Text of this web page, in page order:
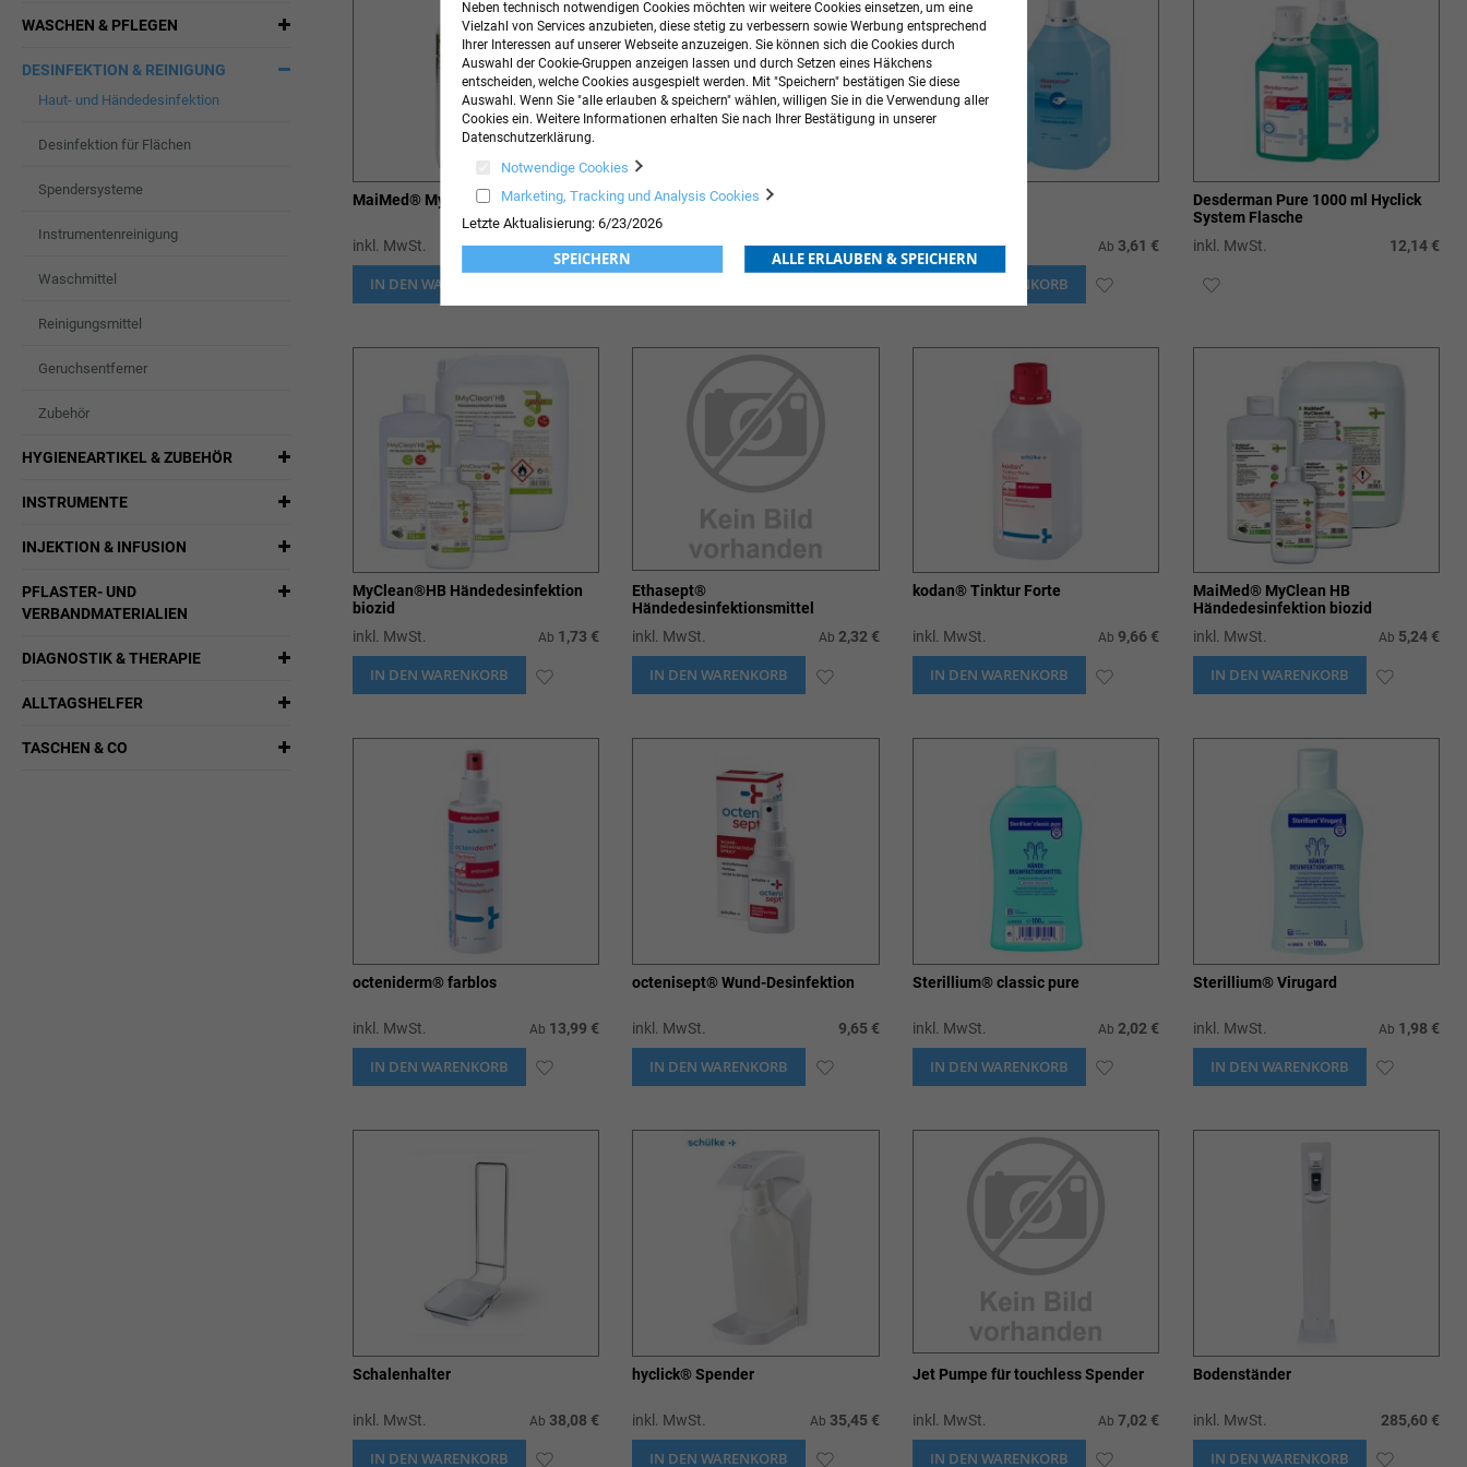
MaiMed® MyClean HB Gel
inkl. MwSt. Ab 1,89 €
IN DEN WARENKORB
desderman® Händedesinfektion
inkl. MwSt. Ab3,42 € inkl. MwSt. Ab3,61 €
IN DEN WARENKORB
Desderman Pure 1000 ml Hyclick
System Flasche
inkl. MwSt.
12,14 €
MyClean®HB Händedesinfektion
biozid
inkl. MwSt.
Ab 1,73 €
IN DEN WARENKORB
Ethasept®
Händedesinfektionsmittel
inkl. MwSt.
Ab 2,32 €
IN DEN WARENKORB ZUR
kodan® Tinktur Forte
inkl. MwSt. Ab 9,66 €
IN DEN WARENKORB
MaiMed® MyClean HB
Händedesinfektion biozid
inkl. MwSt.
Ab 5,24 €
IN DEN WARENKORB
octeniderm® farblos
inkl. MwSt. Ab 13,99 €
IN DEN WARENKORB
octenisept® Wund-Desinfektion
inkl. MwSt. 9,65 €
IN DEN WARENKORB ZUR
Sterillium® classic pure
inkl. MwSt. Ab2,02 €
IN DEN WARENKORB
Sterillium® Virugard
inkl. MwSt. Ab 1,98 €
IN DEN WARENKORB
Schalenhalter
inkl. MwSt. Ab38,08 €
IN DEN WARENKORB
hyclick® Spender
inkl. MwSt. Ab 35,45 €
IN DEN WARENKORB ZUR
Jet Pumpe für touchless Spender
inkl. MwSt. Ab7,02 €
IN DEN WARENKORB
Bodenständer
inkl. MwSt. 285,60 €
IN DEN WARENKORB
WASCHEN & PFLEGEN
DESINFEKTION & REINIGUNG
Haut- und Händedesinfektion
Desinfektion für Flächen
Spendersysteme
Instrumentenreinigung
Waschmittel
Reinigungsmittel
Geruchsentferner
Zubehör
HYGIENEARTIKEL & ZUBEHÖR
INSTRUMENTE
INJEKTION & INFUSION
PFLASTER- UND
VERBANDMATERIALIEN
DIAGNOSTIK & THERAPIE
ALLTAGSHELFER
TASCHEN & CO
Neben technisch notwendigen Cookies möchten wir weitere Cookies einsetzen, um eine
Vielzahl von Services anzubieten, diese stetig zu verbessern sowie Werbung entsprechend
Ihrer Interessen auf unserer Webseite anzuzeigen. Sie können sich die Cookies durch
Auswahl der Cookie-Gruppen anzeigen lassen und durch Setzen eines Häkchens
entscheiden, welche Cookies ausgespielt werden. Mit "Speichern" bestätigen Sie diese
Auswahl. Wenn Sie "alle erlauben & speichern" wählen, willigen Sie in die Verwendung aller
Cookies ein. Weitere Informationen erhalten Sie nach Ihrer Bestätigung in unserer
Datenschutzerklärung.
Notwendige Cookies
Marketing, Tracking und Analysis Cookies
Letzte Aktualisierung: 6/23/2026
SPEICHERN ALLE ERLAUBEN & SPEICHERN